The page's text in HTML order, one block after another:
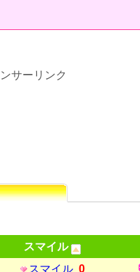
サーリンク
スマイル
スマイル 0